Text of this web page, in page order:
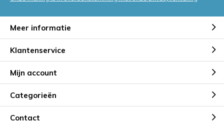
Meer informatie
Klantenservice
Mijn account
Categorieën
Contact